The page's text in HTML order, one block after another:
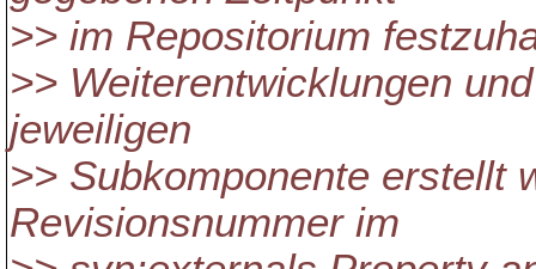
>> im Repositorium
>> Weiterentwicklungen
jeweiligen
>> Subkomponente erstellt
Revisionsnummer im